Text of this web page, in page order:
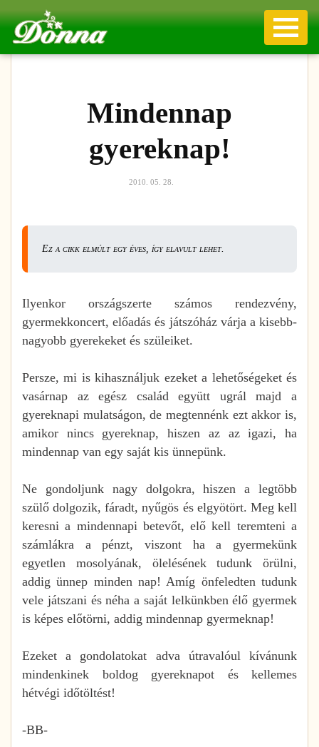
Mindennap
gyereknap!
2010. 05. 28.
Ez a cikk elmúlt egy éves, így elavult lehet.
Ilyenkor országszerte számos rendezvény,
gyermekkoncert, előadás és játszóház várja a kisebb-
nagyobb gyerekeket és szüleiket.
Persze, mi is kihasználjuk ezeket a lehetőségeket és
vasárnap az egész család együtt ugrál majd a
gyereknapi mulatságon, de megtennénk ezt akkor is,
amikor nincs gyereknap, hiszen az az igazi, ha
mindennap van egy saját kis ünnepünk.
Ne gondoljunk nagy dolgokra, hiszen a legtöbb
szülő dolgozik, fáradt, nyűgös és elgyötört. Meg kell
keresni a mindennapi betevőt, elő kell teremteni a
számlákra a pénzt, viszont ha a gyermekünk
egyetlen mosolyának, ölelésének tudunk örülni,
addig ünnep minden nap! Amíg önfeledten tudunk
vele játszani és néha a saját lelkünkben élő gyermek
is képes előtörni, addig mindennap gyermeknap!
Ezeket a gondolatokat adva útravalóul kívánunk
mindenkinek boldog gyereknapot és kellemes
hétvégi időtöltést!
-BB-